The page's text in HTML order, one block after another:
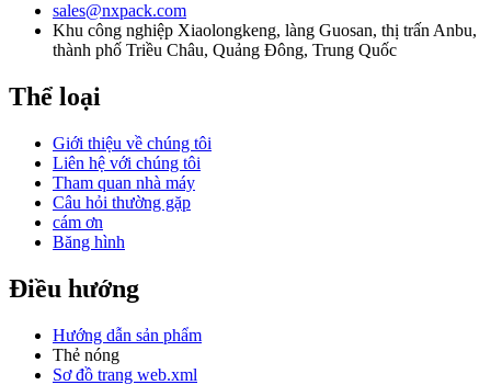
sales@nxpack.com
Khu công nghiệp Xiaolongkeng, làng Guosan, thị trấn Anbu,
thành phố Triều Châu, Quảng Đông, Trung Quốc
Thể loại
Giới thiệu về chúng tôi
Liên hệ với chúng tôi
Tham quan nhà máy
Câu hỏi thường gặp
cám ơn
Băng hình
Điều hướng
Hướng dẫn sản phẩm
Thẻ nóng
Sơ đồ trang web.xml